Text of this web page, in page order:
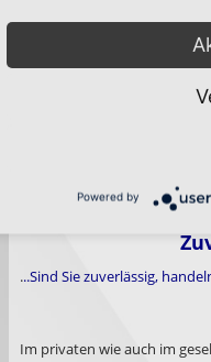
Zuverlässigkeit
...Sind Sie zuverlässig,
Im privaten wie auch im
Powered by